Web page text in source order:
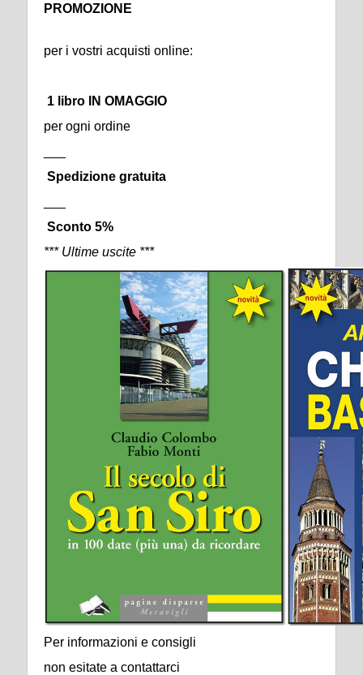
PROMOZIONE
per i vostri acquisti online:
1 libro IN OMAGGIO
per ogni ordine
Spedizione gratuita
Sconto 5%
*** Ultime uscite ***
Per informazioni e consigli
non esitate a contattarci